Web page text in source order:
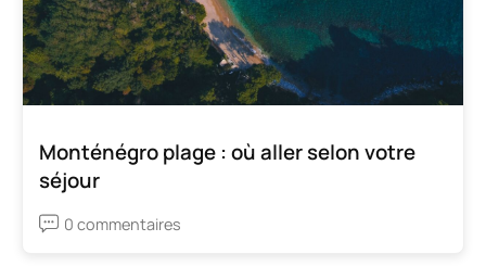
Monténégro plage : où aller selon votre
séjour
0 commentaires